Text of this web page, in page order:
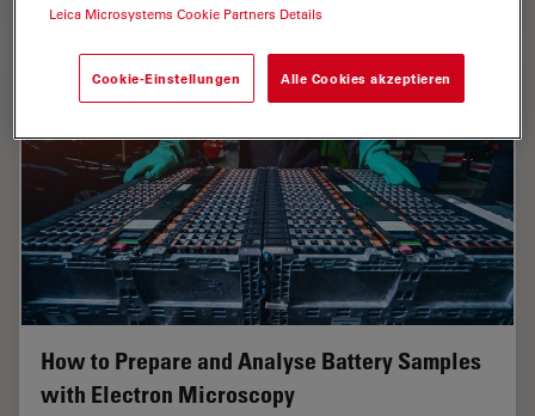
How to Prepare and Analyse Battery Samples
with Electron Microscopy
Leica Microsystems Cookie Partners Details
Cookie-Einstellungen Alle Cookies akzeptieren